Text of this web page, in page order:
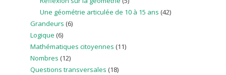
Une géométrie articulée de 10 à 15 ans (42)
Grandeurs (6)
Logique (6)
Mathématiques citoyennes (11)
Nombres (12)
Questions transversales (18)